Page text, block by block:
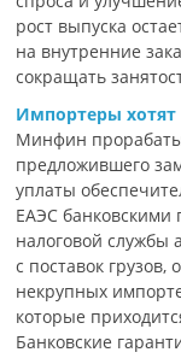
рост выпуска
на внутренние
сокращать
Импортеры хотят
Минфин
предложившего
уплаты
ЕАЭС банковскими
налоговой службы
с поставок грузов,
некрупных
которые
Банковские